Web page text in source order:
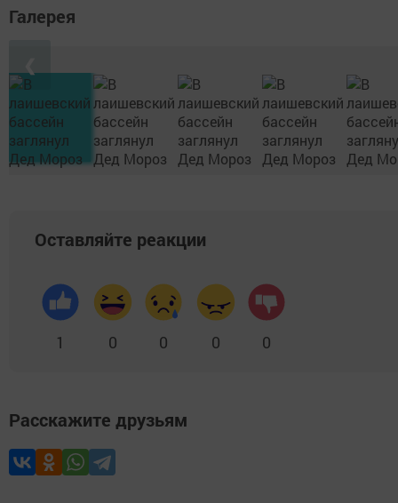
Галерея
Оставляйте реакции
1 0 0 0 0
Расскажите друзьям